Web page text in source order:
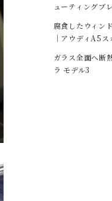
ューティングブ
腐食したウィン
｜アウディA5ス
ガラス全面へ断
ラ モデル3